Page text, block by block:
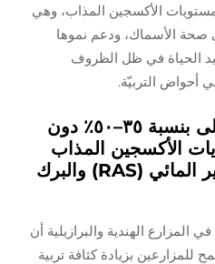
الأكسجين المذاب، وهي
صحة الأسماك، ودعم نموها
الحياة في ظل الظروف
أحواض التربيّة.
تمكين كثافات تربية أعلى بنسبة ٣٥–٥٠٪ دون
الأكسجين المذاب
(DO) في أنظمة التدوير المائي (RAS) والبرك
المزارع الهندية والبرازيلية أن
للمزارعين بزيادة كثافة تربية